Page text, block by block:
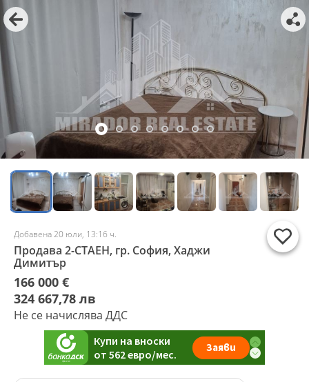
Добавена 20 юли, 13:16 ч.
Продава 2-СТАЕН, гр. София, Хаджи
Димитър
166 000 €
324 667,78 лв
Не се начислява ДДС